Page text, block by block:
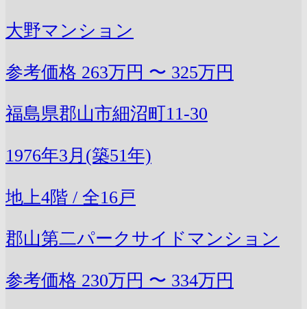
大野マンション
参考価格 263万円 〜 325万円
福島県郡山市細沼町11-30
1976年3月(築51年)
地上4階 / 全16戸
郡山第二パークサイドマンション
参考価格 230万円 〜 334万円